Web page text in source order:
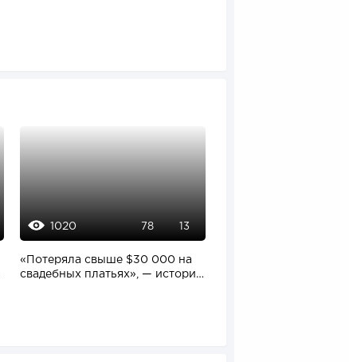
1020 78 13
«Потеряла свыше $30 000 на
свадебных платьях», — история